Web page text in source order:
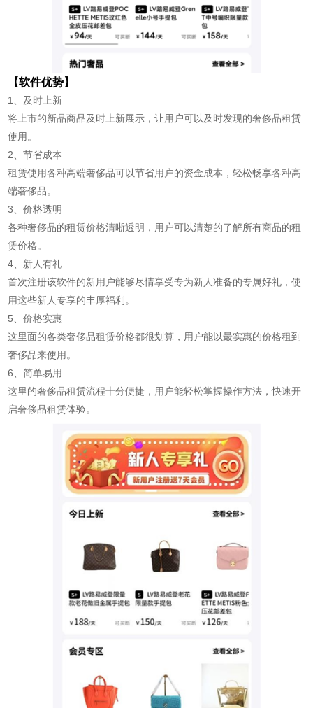
【软件优势】
1、及时上新
将上市的新品商品及时上新展示，让用户可以及时发现的奢侈品租赁
使用。
2、节省成本
租赁使用各种高端奢侈品可以节省用户的资金成本，轻松畅享各种高
端奢侈品。
3、价格透明
各种奢侈品的租赁价格清晰透明，用户可以清楚的了解所有商品的租
赁价格。
4、新人有礼
首次注册该软件的新用户能够尽情享受专为新人准备的专属好礼，使
用这些新人专享的丰厚福利。
5、价格实惠
这里面的各类奢侈品租赁价格都很划算，用户能以最实惠的价格租到
奢侈品来使用。
6、简单易用
这里的奢侈品租赁流程十分便捷，用户能轻松掌握操作方法，快速开
启奢侈品租赁体验。